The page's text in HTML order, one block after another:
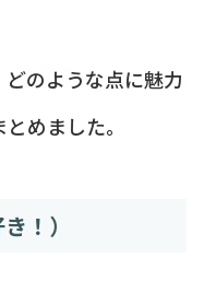
のような点に魅力
めました。
！）